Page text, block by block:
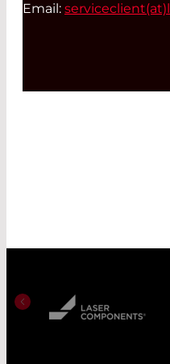
Email: serviceclient(at)